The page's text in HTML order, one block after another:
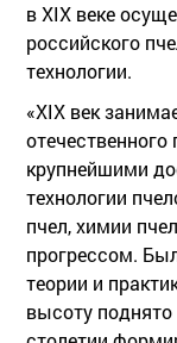
в XIX веке
российского
технологии.
«ХIХ век
крупнейшими
технологии
пчел, химии
прогрессом.
теории и
высоту